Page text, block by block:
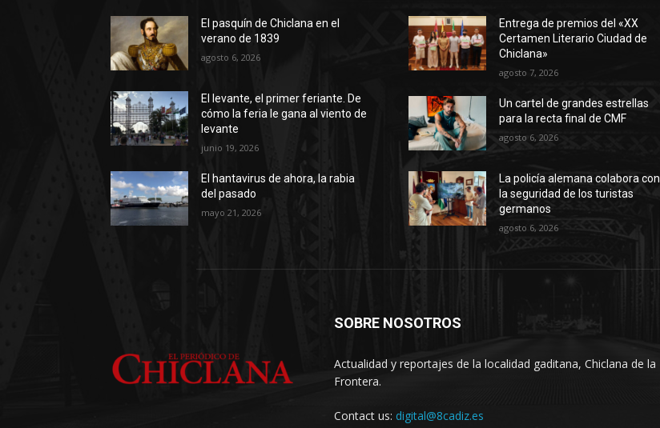
El pasquín de Chiclana en el
verano de 1839
agosto 6, 2026
El levante, el primer feriante. De
cómo la feria le gana al viento de
levante
junio 19, 2026
El hantavirus de ahora, la rabia
del pasado
mayo 21, 2026
Entrega de premios del «XX
Certamen Literario Ciudad de
Chiclana»
agosto 7, 2026
Un cartel de grandes estrellas
para la recta final de CMF
agosto 6, 2026
La policía alemana colabora con
la seguridad de los turistas
germanos
agosto 6, 2026
SOBRE NOSOTROS
Actualidad y reportajes de la localidad gaditana, Chiclana de la
Frontera.
Contact us: digital@8cadiz.es